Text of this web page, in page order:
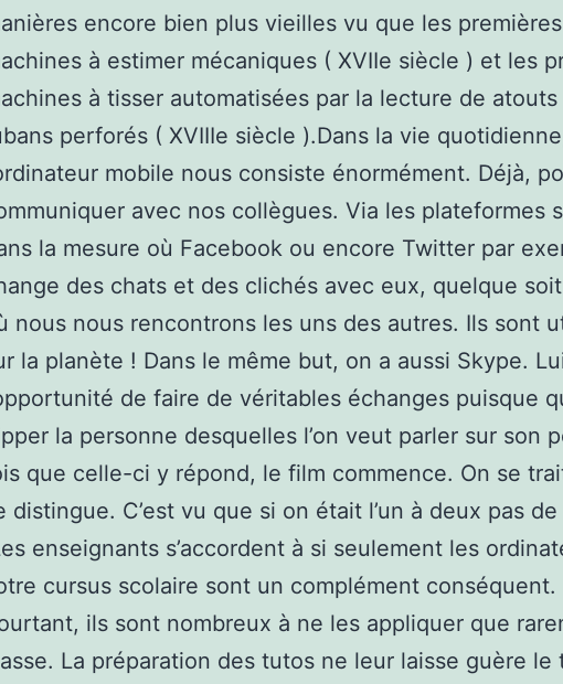
encore bien plus vieilles vu que les premières
à estimer mécaniques ( XVIIe siècle ) et les
à tisser automatisées par la lecture de
perforés ( XVIIIe siècle ).Dans la vie
mobile nous consiste énormément. Déjà,
avec nos collègues. Via les plateformes
la mesure où Facebook ou encore Twitter par
des chats et des clichés avec eux, quelque soit
nous nous rencontrons les uns des autres. Ils sont
la planète ! Dans le même but, on a aussi Skype.
de faire de véritables échanges puisque
la personne desquelles l’on veut parler sur son
que celle-ci y répond, le film commence. On se
distingue. C’est vu que si on était l’un à deux pas de
enseignants s’accordent à si seulement les
cursus scolaire sont un complément conséquent.
ils sont nombreux à ne les appliquer que
La préparation des tutos ne leur laisse guère le